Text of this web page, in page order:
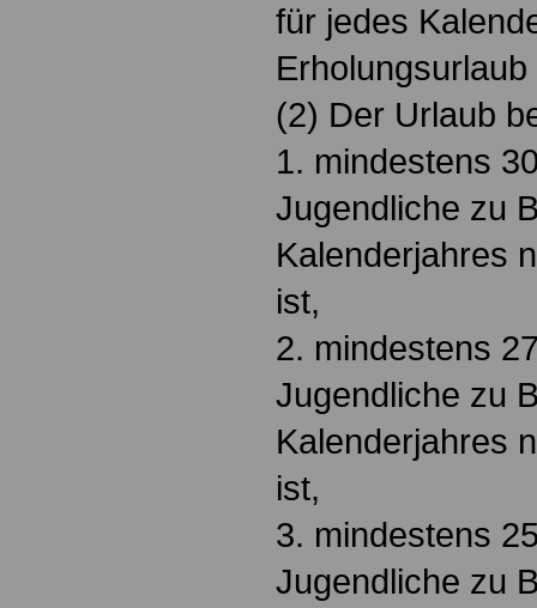
für jedes
(2) Der Urlaub
1. mindestens
Jugendliche zu
Kalenderjahres
ist,
2. mindestens
Jugendliche zu
Kalenderjahres
ist,
3. mindestens
Jugendliche zu